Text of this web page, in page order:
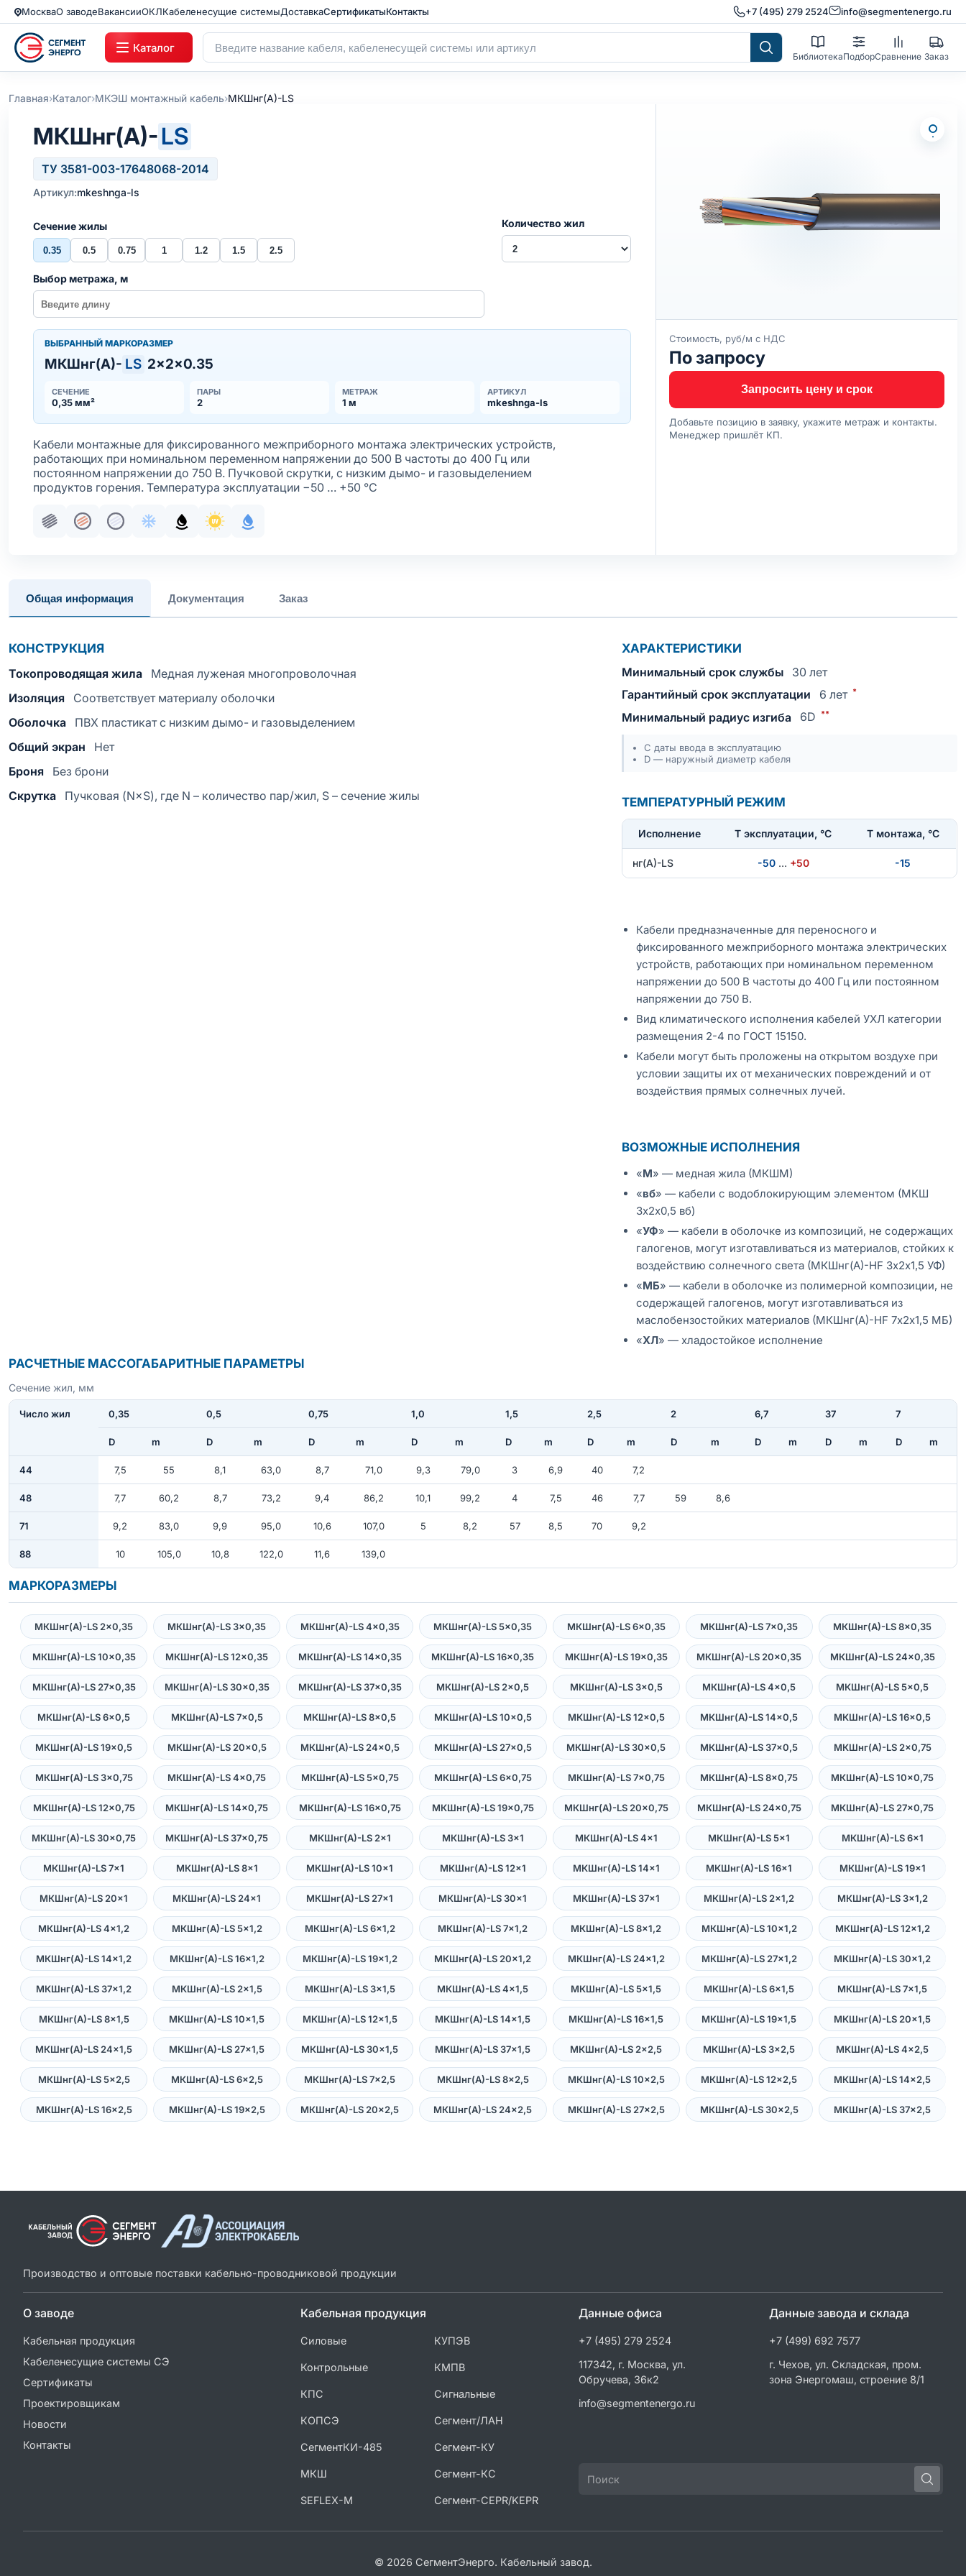
МоскваО заводеВакансииОКЛКабеленесущие системыДоставкаСертификатыКонтакты +7 (495) 279 2524 info@segmentenergo.ru
Каталог
БиблиотекаПодборСравнение Заказ
Главная›Каталог›МКЭШ монтажный кабель›МКШнг(А)-LS
МКШнг(А)-LS
ТУ 3581-003-17648068-2014
Артикул:mkeshnga-ls
Стоимость, руб/м с НДС
По запросу
Запросить цену и срок
Добавьте позицию в заявку, укажите метраж и контакты.
Менеджер пришлёт КП.
Сечение жилы
0.35 0.5 0.75 1 1.2 1.5 2.5
Количество жил
Выбор метража, м
ВЫБРАННЫЙ МАРКОРАЗМЕР
МКШнг(А)- LS 2×2×0.35
СЕЧЕНИЕ
0,35 мм²
ПАРЫ
2
МЕТРАЖ
1 м
АРТИКУЛ
mkeshnga-ls
Кабели монтажные для фиксированного межприборного монтажа электрических устройств,
работающих при номинальном переменном напряжении до 500 В частоты до 400 Гц или
постоянном напряжении до 750 В. Пучковой скрутки, с низким дымо- и газовыделением
продуктов горения. Температура эксплуатации −50 … +50 °С
Пучковая скрутка
Жила медная многопроволочная
Жила медная многопроволочная лужёная
Хладостойкое исполнение оболочки
Маслобензостойкое исполнение оболочки
Стойкость к ультрафиолету
С водоблокирующим элементом
Общая информация Документация Заказ
КОНСТРУКЦИЯ
Токопроводящая жила
Медная луженая многопроволочная
Изоляция
Соответствует материалу оболочки
Оболочка
ПВХ пластикат с низким дымо- и газовыделением
Общий экран
Нет
Броня
Без брони
Скрутка
Пучковая (N×S), где N – количество пар/жил, S – сечение жилы
ХАРАКТЕРИСТИКИ
Минимальный срок службы
30 лет
Гарантийный срок эксплуатации
6 лет *
Минимальный радиус изгиба 6D **
С даты ввода в эксплуатацию
D — наружный диаметр кабеля
ТЕМПЕРАТУРНЫЙ РЕЖИМ
Исполнение T эксплуатации, °С Т монтажа, °С
нг(А)-LS -50 … +50 -15
Кабели предназначенные для переносного и
фиксированного межприборного монтажа электрических
устройств, работающих при номинальном переменном
напряжении до 500 В частоты до 400 Гц или постоянном
напряжении до 750 В.
Вид климатического исполнения кабелей УХЛ категории
размещения 2-4 по ГОСТ 15150.
Кабели могут быть проложены на открытом воздухе при
условии защиты их от механических повреждений и от
воздействия прямых солнечных лучей.
ВОЗМОЖНЫЕ ИСПОЛНЕНИЯ
«М» — медная жила (МКШМ)
«вб» — кабели с водоблокирующим элементом (МКШ
3х2х0,5 вб)
«УФ» — кабели в оболочке из композиций, не содержащих
галогенов, могут изготавливаться из материалов, стойких к
воздействию солнечного света (МКШнг(А)-HF 3х2х1,5 УФ)
«МБ» — кабели в оболочке из полимерной композиции, не
содержащей галогенов, могут изготавливаться из
маслобензостойких материалов (МКШнг(А)-HF 7х2х1,5 МБ)
«ХЛ» — хладостойкое исполнение
РАСЧЕТНЫЕ МАССОГАБАРИТНЫЕ ПАРАМЕТРЫ
Сечение жил, мм
Число жил 0,35 0,5 0,75 1,0 1,5 2,5 2 6,7 37 7
D m D m D m D m D m D m D m D m D m D m
44 7,5 55 8,1 63,0 8,7 71,0 9,3 79,0 3 6,9 40 7,2
48 7,7 60,2 8,7 73,2 9,4 86,2 10,1 99,2 4 7,5 46 7,7 59 8,6
71 9,2 83,0 9,9 95,0 10,6 107,0 5 8,2 57 8,5 70 9,2
88 10 105,0 10,8 122,0 11,6 139,0
МАРКОРАЗМЕРЫ
МКШнг(А)-LS 2×0,35 МКШнг(А)-LS 3×0,35 МКШнг(А)-LS 4×0,35 МКШнг(А)-LS 5×0,35 МКШнг(А)-LS 6×0,35 МКШнг(А)-LS 7×0,35 МКШнг(А)-LS 8×0,35
МКШнг(А)-LS 10×0,35 МКШнг(А)-LS 12×0,35 МКШнг(А)-LS 14×0,35 МКШнг(А)-LS 16×0,35 МКШнг(А)-LS 19×0,35 МКШнг(А)-LS 20×0,35 МКШнг(А)-LS 24×0,35
МКШнг(А)-LS 27×0,35 МКШнг(А)-LS 30×0,35 МКШнг(А)-LS 37×0,35 МКШнг(А)-LS 2×0,5 МКШнг(А)-LS 3×0,5 МКШнг(А)-LS 4×0,5 МКШнг(А)-LS 5×0,5
МКШнг(А)-LS 6×0,5 МКШнг(А)-LS 7×0,5 МКШнг(А)-LS 8×0,5 МКШнг(А)-LS 10×0,5 МКШнг(А)-LS 12×0,5 МКШнг(А)-LS 14×0,5 МКШнг(А)-LS 16×0,5
МКШнг(А)-LS 19×0,5 МКШнг(А)-LS 20×0,5 МКШнг(А)-LS 24×0,5 МКШнг(А)-LS 27×0,5 МКШнг(А)-LS 30×0,5 МКШнг(А)-LS 37×0,5 МКШнг(А)-LS 2×0,75
МКШнг(А)-LS 3×0,75 МКШнг(А)-LS 4×0,75 МКШнг(А)-LS 5×0,75 МКШнг(А)-LS 6×0,75 МКШнг(А)-LS 7×0,75 МКШнг(А)-LS 8×0,75 МКШнг(А)-LS 10×0,75
МКШнг(А)-LS 12×0,75 МКШнг(А)-LS 14×0,75 МКШнг(А)-LS 16×0,75 МКШнг(А)-LS 19×0,75 МКШнг(А)-LS 20×0,75 МКШнг(А)-LS 24×0,75 МКШнг(А)-LS 27×0,75
МКШнг(А)-LS 30×0,75 МКШнг(А)-LS 37×0,75 МКШнг(А)-LS 2×1 МКШнг(А)-LS 3×1 МКШнг(А)-LS 4×1 МКШнг(А)-LS 5×1 МКШнг(А)-LS 6×1
МКШнг(А)-LS 7×1 МКШнг(А)-LS 8×1 МКШнг(А)-LS 10×1 МКШнг(А)-LS 12×1 МКШнг(А)-LS 14×1 МКШнг(А)-LS 16×1 МКШнг(А)-LS 19×1
МКШнг(А)-LS 20×1 МКШнг(А)-LS 24×1 МКШнг(А)-LS 27×1 МКШнг(А)-LS 30×1 МКШнг(А)-LS 37×1 МКШнг(А)-LS 2×1,2 МКШнг(А)-LS 3×1,2
МКШнг(А)-LS 4×1,2 МКШнг(А)-LS 5×1,2 МКШнг(А)-LS 6×1,2 МКШнг(А)-LS 7×1,2 МКШнг(А)-LS 8×1,2 МКШнг(А)-LS 10×1,2 МКШнг(А)-LS 12×1,2
МКШнг(А)-LS 14×1,2 МКШнг(А)-LS 16×1,2 МКШнг(А)-LS 19×1,2 МКШнг(А)-LS 20×1,2 МКШнг(А)-LS 24×1,2 МКШнг(А)-LS 27×1,2 МКШнг(А)-LS 30×1,2
МКШнг(А)-LS 37×1,2 МКШнг(А)-LS 2×1,5 МКШнг(А)-LS 3×1,5 МКШнг(А)-LS 4×1,5 МКШнг(А)-LS 5×1,5 МКШнг(А)-LS 6×1,5 МКШнг(А)-LS 7×1,5
МКШнг(А)-LS 8×1,5 МКШнг(А)-LS 10×1,5 МКШнг(А)-LS 12×1,5 МКШнг(А)-LS 14×1,5 МКШнг(А)-LS 16×1,5 МКШнг(А)-LS 19×1,5 МКШнг(А)-LS 20×1,5
МКШнг(А)-LS 24×1,5 МКШнг(А)-LS 27×1,5 МКШнг(А)-LS 30×1,5 МКШнг(А)-LS 37×1,5 МКШнг(А)-LS 2×2,5 МКШнг(А)-LS 3×2,5 МКШнг(А)-LS 4×2,5
МКШнг(А)-LS 5×2,5 МКШнг(А)-LS 6×2,5 МКШнг(А)-LS 7×2,5 МКШнг(А)-LS 8×2,5 МКШнг(А)-LS 10×2,5 МКШнг(А)-LS 12×2,5 МКШнг(А)-LS 14×2,5
МКШнг(А)-LS 16×2,5 МКШнг(А)-LS 19×2,5 МКШнг(А)-LS 20×2,5 МКШнг(А)-LS 24×2,5 МКШнг(А)-LS 27×2,5 МКШнг(А)-LS 30×2,5 МКШнг(А)-LS 37×2,5
Производство и оптовые поставки кабельно-проводниковой продукции
О заводе
Кабельная продукция
Кабеленесущие системы СЭ
Сертификаты
Проектировщикам
Новости
Контакты
Кабельная продукция
Силовые КУПЭВ
Контрольные КМПВ
КПС Сигнальные
КОПСЭ Сегмент/ЛАН
СегментКИ-485 Сегмент-КУ
МКШ Сегмент-КС
SEFLEX-M Сегмент-CEPR/KEPR
Данные офиса
+7 (495) 279 2524
117342, г. Москва, ул.
Обручева, 36к2
info@segmentenergo.ru
Данные завода и склада
+7 (499) 692 7577
г. Чехов, ул. Складская, пром.
зона Энергомаш, строение 8/1
© 2026 СегментЭнерго. Кабельный завод.